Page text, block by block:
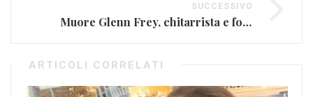
SUCCESSIVO
Muore Glenn Frey, chitarrista e fondatore degli Eagles
ARTICOLI CORRELATI